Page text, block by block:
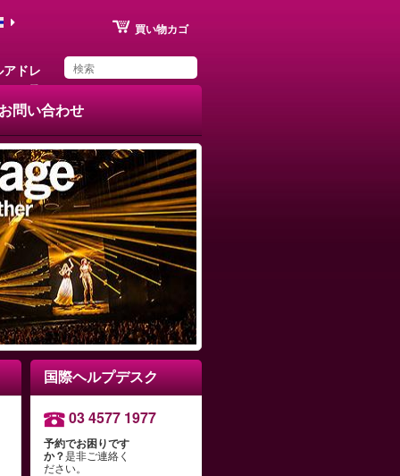
ドレ
ス
買い物カゴ
問い合わせ
You have saved this
product in your list
ベストセラー
国際ヘルプデスク
03 4577 1977
予約でお困りです
か？是非ご連絡く
ださい。